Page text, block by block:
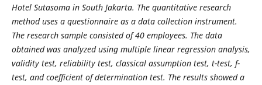
Hotel Sutasoma in South Jakarta. The quantitative research
method uses a questionnaire as a data collection instrument.
The research sample consisted of 40 employees. The data
obtained was analyzed using multiple linear regression analysis,
validity test, reliability test, classical assumption test, t-test, f-
test, and coefficient of determination test. The results showed a